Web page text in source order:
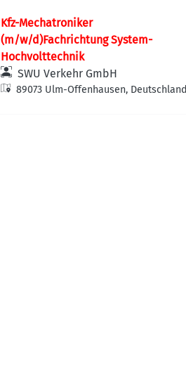
Kfz-Mechatroniker
(m/w/d)Fachrichtung System-
Hochvolttechnik
SWU Verkehr GmbH
89073 Ulm-Offenhausen, Deutschland